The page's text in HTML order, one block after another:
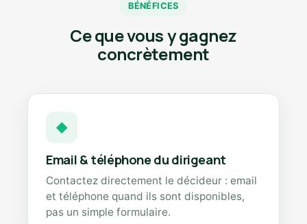
BÉNÉFICES
Ce que vous y gagnez
concrètement
◆
Email & téléphone du dirigeant
Contactez directement le décideur : email
et téléphone quand ils sont disponibles,
pas un simple formulaire.